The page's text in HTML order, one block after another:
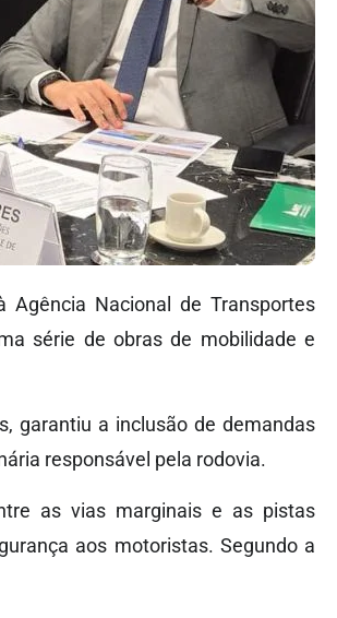
Nacional de Transportes
série de obras de mobilidade e
garantiu a inclusão de demandas
responsável pela rodovia.
as vias marginais e as pistas
aos motoristas. Segundo a